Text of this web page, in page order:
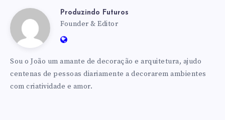
Produzindo
Futuros
Produzindo Futuros
Founder & Editor
Website:
Sou o João um amante de decoração e arquitetura, ajudo
centenas de pessoas diariamente a decorarem ambientes
com criatividade e amor.